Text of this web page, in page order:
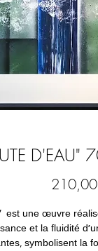
D'EAU"
est une œuvre
et la fluidité
symbolisent la